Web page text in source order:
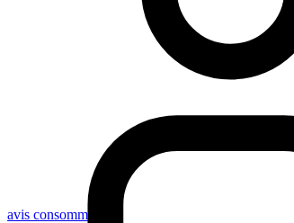
avis consommateurs